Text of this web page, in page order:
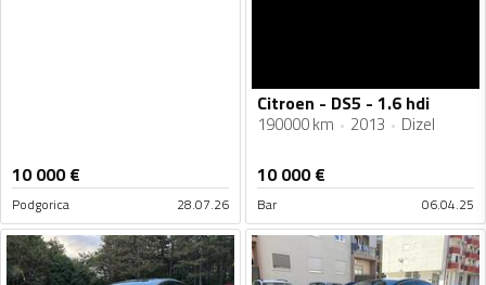
10 000€
Podgorica 28.07.26
Citroen - DS5 - 1.6 hdi
190000 km 2013 Dizel
10 000€
Bar 06.04.25